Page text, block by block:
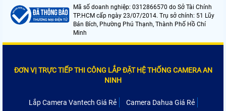
Mã số doanh nghiệp: 0312866570 do Sở Tài Chính
TP.HCM cấp ngày 23/07/2014. Trụ sở chính: 51 Lũy
Bán Bích, Phường Phú Thạnh, Thành Phố Hồ Chí
Minh
ĐƠN VỊ TRỰC TIẾP THI CÔNG LẮP ĐẶT HỆ THỐNG CAMERA AN
NINH
Lắp Camera Vantech Giá Rẻ
Camera Dahua Giá Rẻ